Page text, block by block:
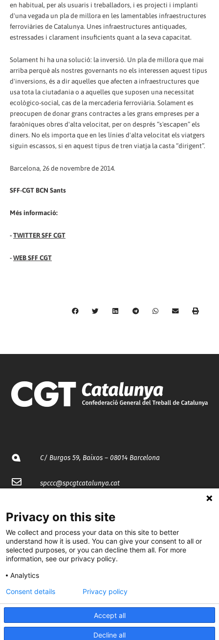
en habitual, per als usuaris i treballadors, i es projecti i implanti
d'una vegada un pla de millora en les lamentables infraestructures
ferroviàries de Catalunya. Unes infraestructures antiquades,
estressades i clarament insuficients quant a la seva capacitat.
Solament hi ha una solució: la inversió. Un pla de millora que mai
arriba perquè als nostres governants no els interessen aquest tipus
d'inversions, és a dir aquelles que afecten a infraestructures que
usa tota la ciutadania o a aquelles que suposen una necessitat
ecològico-social, cas de la mercaderia ferroviària. Solament es
preocupen de donar grans contractes a les grans empreses per a
faraòniques obres d'alta velocitat, per on després “s'escapen” els
diners. No els importa que en les línies d'alta velocitat els viatgers
siguin escassos, si en aquest tipus de tren viatja la casta “dirigent”.
Barcelona, 26 de novembre de 2014.
SFF-CGT BCN Sants
Més informació:
-TWITTER SFF CGT
-WEB SFF CGT
C/ Burgos 59, Baixos – 08014 Barcelona
spccc@spcgtcatalunya.cat
@CGTCatalunya
cgtcatalunya
CGTCatalunya
cgtcatalunya
Desenvolupat per
Privacy on this site
We collect and process your data on this site to better
understand how it is used. You can give your consent to all or
selected purposes, or you can decline them all. For more
information, see our privacy policy.
Analytics
Accept all
Decline all
Consent details Privacy policy